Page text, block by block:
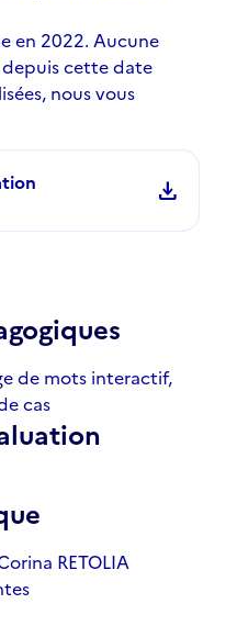
en 2022. Aucune
cette date
nous vous
download
de mots interactif,
cas
RETOLIA